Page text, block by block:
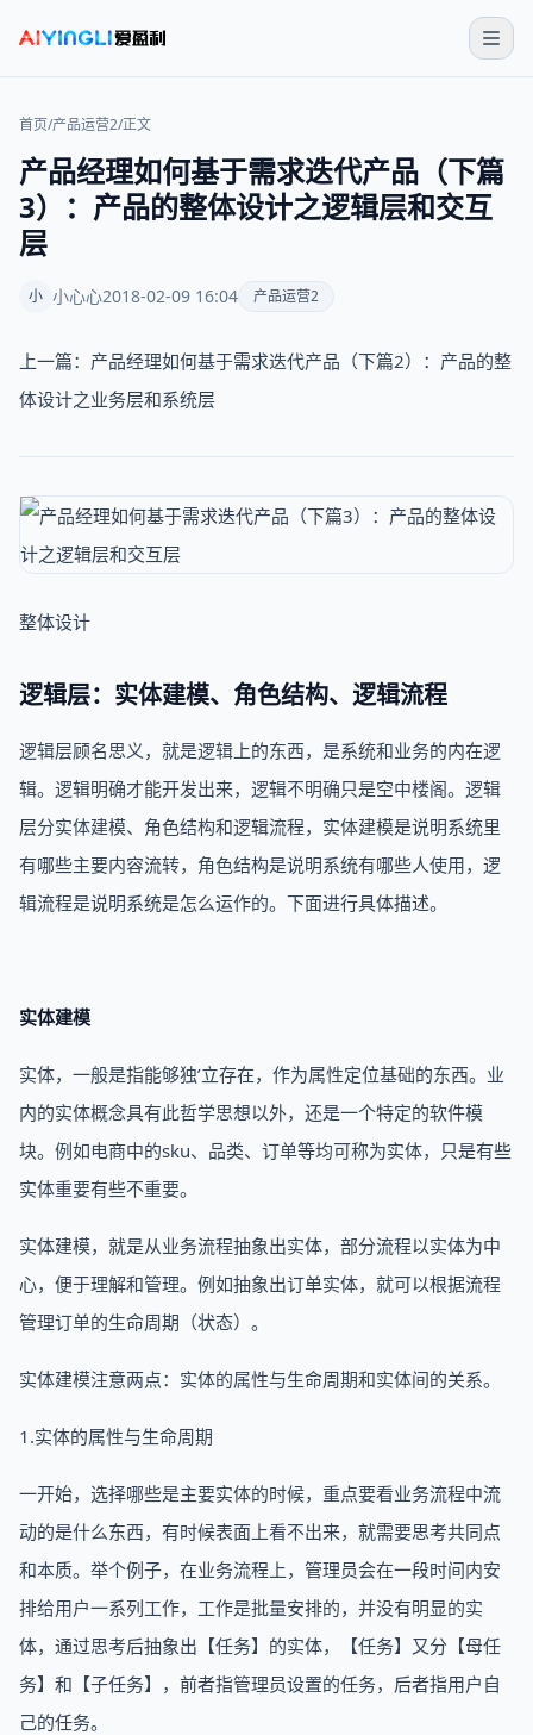
首页/产品运营2/正文
产品经理如何基于需求迭代产品（下篇
3）：产品的整体设计之逻辑层和交互
层
小 小心心2018-02-09 16:04 产品运营2
上一篇：产品经理如何基于需求迭代产品（下篇2）：产品的整
体设计之业务层和系统层
整体设计
逻辑层：实体建模、角色结构、逻辑流程
逻辑层顾名思义，就是逻辑上的东西，是系统和业务的内在逻
辑。逻辑明确才能开发出来，逻辑不明确只是空中楼阁。逻辑
层分实体建模、角色结构和逻辑流程，实体建模是说明系统里
有哪些主要内容流转，角色结构是说明系统有哪些人使用，逻
辑流程是说明系统是怎么运作的。下面进行具体描述。
实体建模
实体，一般是指能够独’立存在，作为属性定位基础的东西。业
内的实体概念具有此哲学思想以外，还是一个特定的软件模
块。例如电商中的sku、品类、订单等均可称为实体，只是有些
实体重要有些不重要。
实体建模，就是从业务流程抽象出实体，部分流程以实体为中
心，便于理解和管理。例如抽象出订单实体，就可以根据流程
管理订单的生命周期（状态）。
实体建模注意两点：实体的属性与生命周期和实体间的关系。
1.实体的属性与生命周期
一开始，选择哪些是主要实体的时候，重点要看业务流程中流
动的是什么东西，有时候表面上看不出来，就需要思考共同点
和本质。举个例子，在业务流程上，管理员会在一段时间内安
排给用户一系列工作，工作是批量安排的，并没有明显的实
体，通过思考后抽象出【任务】的实体，【任务】又分【母任
务】和【子任务】，前者指管理员设置的任务，后者指用户自
己的任务。